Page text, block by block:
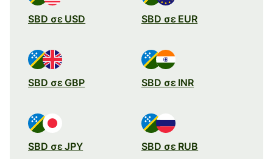
SBD σε USD SBD σε EUR
SBD σε GBP SBD σε INR
SBD σε JPY SBD σε RUB